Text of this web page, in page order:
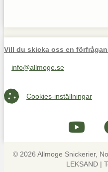
Vill du skicka oss en
Maila oss på info@allmoge.se
info@allmoge.se
Cookies-inställningar
Cookies-inställningar
© 2026 Allmoge Snickerier,
LEKSAND |